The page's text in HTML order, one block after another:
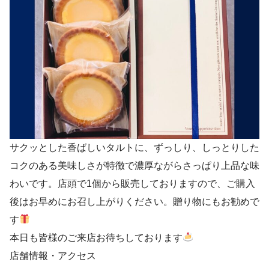
サクッとした香ばしいタルトに、ずっしり、しっとりした
コクのある美味しさが特徴で濃厚ながらさっぱり上品な味
わいです。店頭で1個から販売しておりますので、ご購入
後はお早めにお召し上がりください。贈り物にもお勧めで
す
本日も皆様のご来店お待ちしております
店舗情報・アクセス